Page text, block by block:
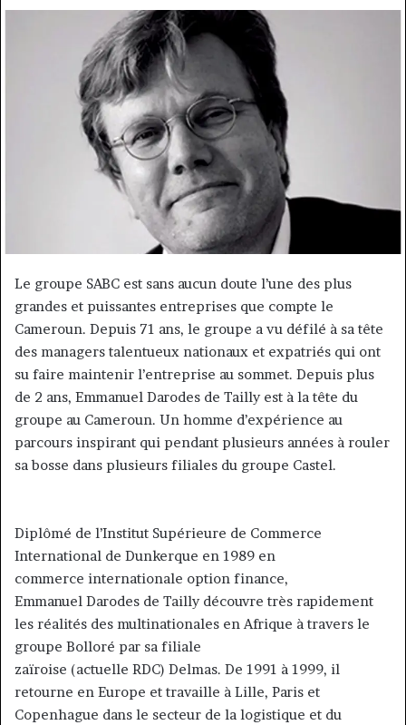
Le groupe SABC est sans aucun doute l’une des plus
grandes et puissantes entreprises que compte le
Cameroun. Depuis 71 ans, le groupe a vu défilé à sa tête
des managers talentueux nationaux et expatriés qui ont
su faire maintenir l’entreprise au sommet. Depuis plus
de 2 ans, Emmanuel Darodes de Tailly est à la tête du
groupe au Cameroun. Un homme d’expérience au
parcours inspirant qui pendant plusieurs années à rouler
sa bosse dans plusieurs filiales du groupe Castel.
Diplômé de l’Institut Supérieure de Commerce
International de Dunkerque en 1989 en
commerce internationale option finance,
Emmanuel Darodes de Tailly découvre très rapidement
les réalités des multinationales en Afrique à travers le
groupe Bolloré par sa filiale
zaïroise (actuelle RDC) Delmas. De 1991 à 1999, il
retourne en Europe et travaille à Lille, Paris et
Copenhague dans le secteur de la logistique et du